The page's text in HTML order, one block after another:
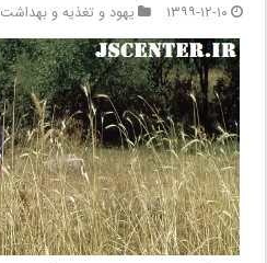
۱۳۹۹-۱۲-۱۰
یهود و تغذیه و بهداشت